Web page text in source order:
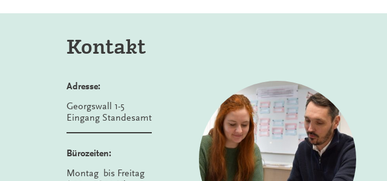
Kontakt
Adresse:
Georgswall 1-5
Eingang Standesamt
Bürozeiten:
Montag bis Freitag